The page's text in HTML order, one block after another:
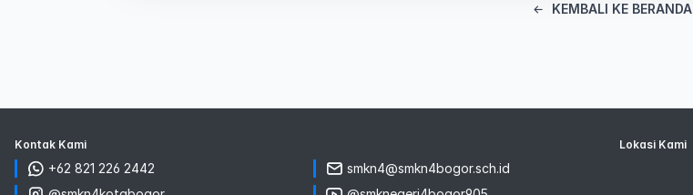
KEMBALI KE BERANDA
Kontak Kami
+62 821 226 2442
smkn4@smkn4bogor.sch.id
Lokasi Kami